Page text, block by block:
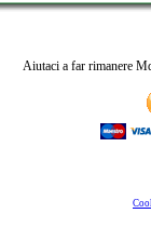
Aiutaci a far rimanere